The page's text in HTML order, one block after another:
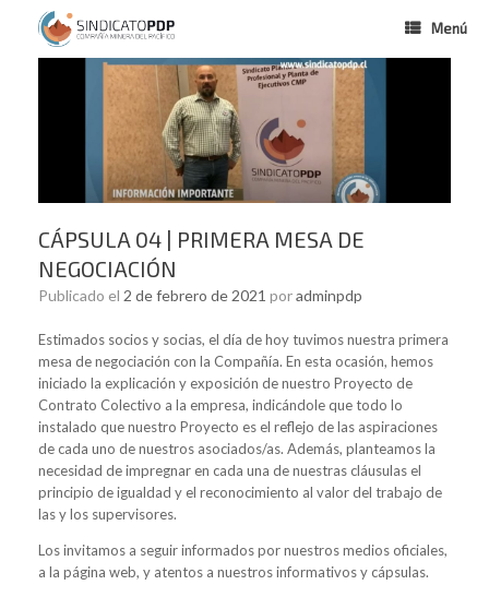
Menú
CÁPSULA 04 | PRIMERA MESA DE
NEGOCIACIÓN
Publicado el 2 de febrero de 2021 poradminpdp
Estimados socios y socias, el día de hoy tuvimos nuestra primera
mesa de negociación con la Compañía. En esta ocasión, hemos
iniciado la explicación y exposición de nuestro Proyecto de
Contrato Colectivo a la empresa, indicándole que todo lo
instalado que nuestro Proyecto es el reflejo de las aspiraciones
de cada uno de nuestros asociados/as. Además, planteamos la
necesidad de impregnar en cada una de nuestras cláusulas el
principio de igualdad y el reconocimiento al valor del trabajo de
las y los supervisores.
Los invitamos a seguir informados por nuestros medios oficiales,
a la página web, y atentos a nuestros informativos y cápsulas.